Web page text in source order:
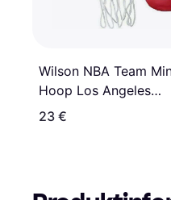
Wilson NBA Team
Hoop Los Angeles
Clippers
23 €